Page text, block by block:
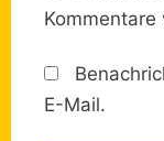
Kommentare
E-Mail.